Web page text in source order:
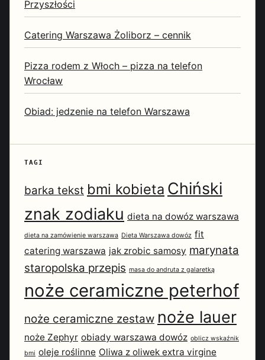
Przyszłości
Catering Warszawa Żoliborz – cennik
Pizza rodem z Włoch – pizza na telefon
Wrocław
Obiad: jedzenie na telefon Warszawa
TAGI
barka tekst bmi kobieta Chiński
znak zodiaku dieta na dowóz warszawa
dieta na zamówienie warszawa Dieta Warszawa dowóz fit
catering warszawa jak zrobic samosy marynata
staropolska przepis masa do andruta z galaretką
noże ceramiczne peterhof
noże ceramiczne zestaw noże lauer
noże Zephyr obiady warszawa dowóz oblicz wskaźnik
bmi oleje roślinne Oliwa z oliwek extra virgine